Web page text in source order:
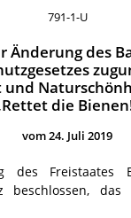
791-1-U
Änderung des
die
vom 24. Juli 2019
des Freistaates
beschlossen,